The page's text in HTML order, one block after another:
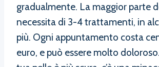
gradualmente. La maggior parte
necessita di 3-4 trattamenti, in
più. Ogni appuntamento costa
euro, e può essere molto